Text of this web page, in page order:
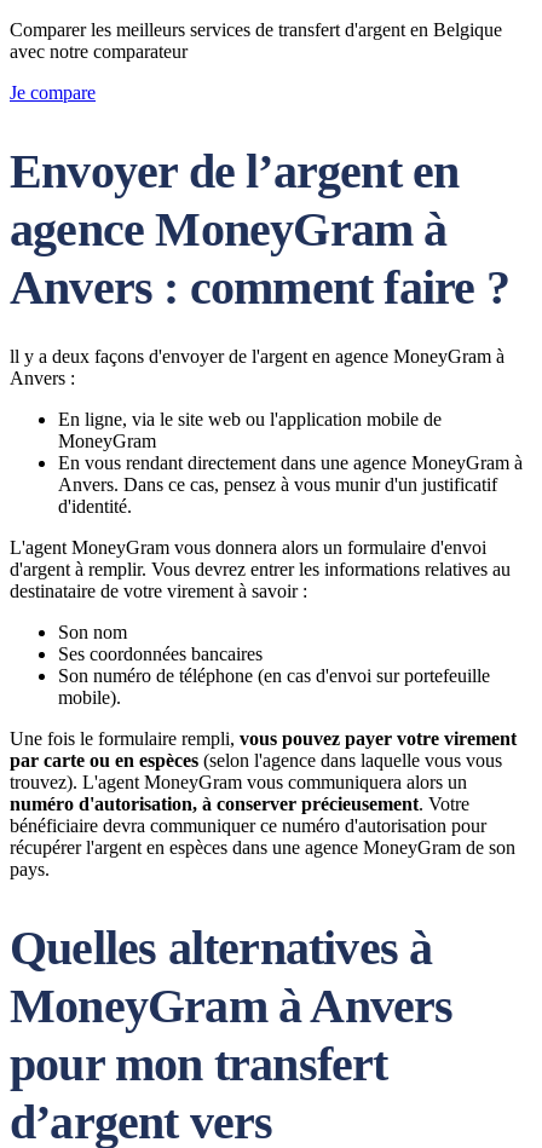
Comparer les meilleurs services de transfert d'argent en Belgique
avec notre comparateur
Je compare
Envoyer de l’argent en
agence MoneyGram à
Anvers : comment faire ?
ll y a deux façons d'envoyer de l'argent en agence MoneyGram à
Anvers :
En ligne, via le site web ou l'application mobile de
MoneyGram
En vous rendant directement dans une agence MoneyGram à
Anvers. Dans ce cas, pensez à vous munir d'un justificatif
d'identité.
L'agent MoneyGram vous donnera alors un formulaire d'envoi
d'argent à remplir. Vous devrez entrer les informations relatives au
destinataire de votre virement à savoir :
Son nom
Ses coordonnées bancaires
Son numéro de téléphone (en cas d'envoi sur portefeuille
mobile).
Une fois le formulaire rempli, vous pouvez payer votre virement
par carte ou en espèces (selon l'agence dans laquelle vous vous
trouvez). L'agent MoneyGram vous communiquera alors un
numéro d'autorisation, à conserver précieusement. Votre
bénéficiaire devra communiquer ce numéro d'autorisation pour
récupérer l'argent en espèces dans une agence MoneyGram de son
pays.
Quelles alternatives à
MoneyGram à Anvers
pour mon transfert
d’argent vers